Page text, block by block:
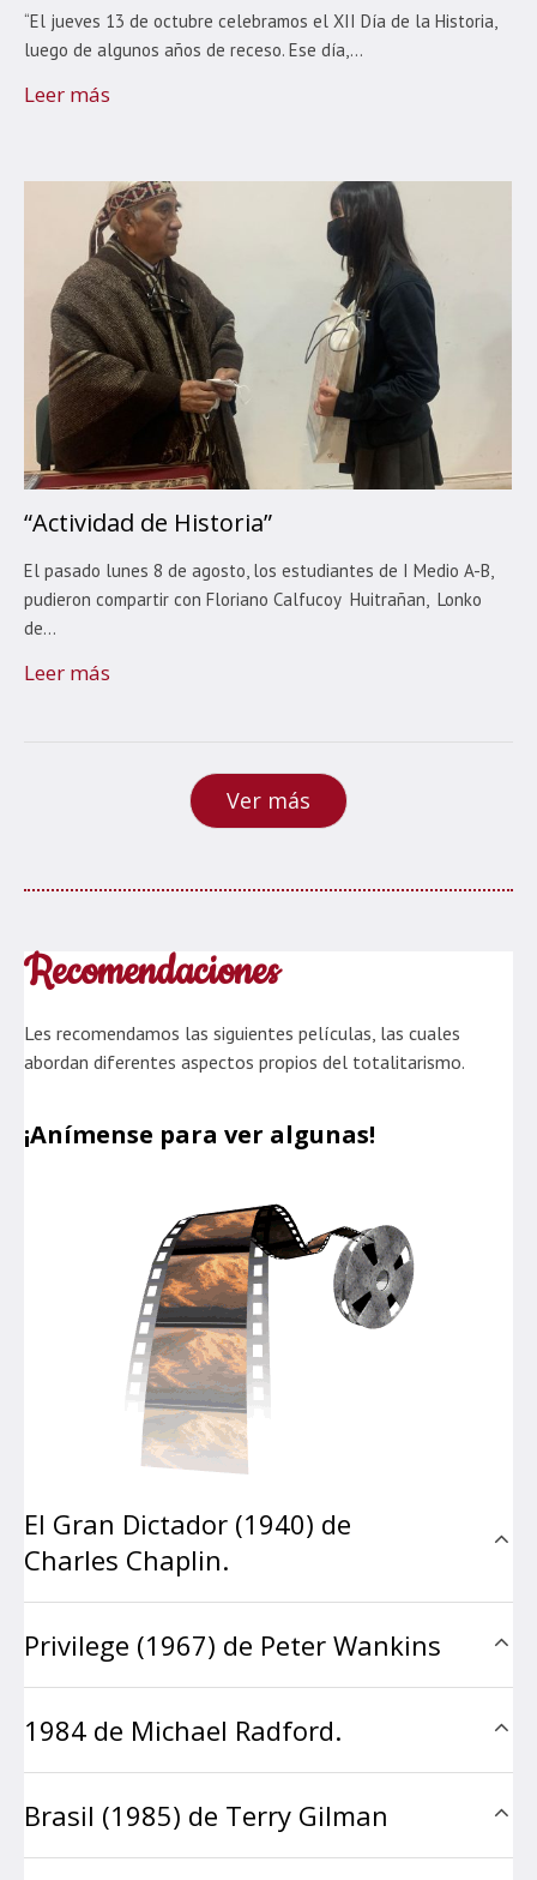
“El jueves 13 de octubre celebramos el XII Día de la Historia,
luego de algunos años de receso. Ese día,...
Leer más
“Actividad de Historia”
El pasado lunes 8 de agosto, los estudiantes de I Medio A-B,
pudieron compartir con Floriano Calfucoy Huitrañan, Lonko
de...
Leer más
Ver más
Recomendaciones
Les recomendamos las siguientes películas, las cuales
abordan diferentes aspectos propios del totalitarismo.
¡Anímense para ver algunas!
El Gran Dictador (1940) de
Charles Chaplin.
Privilege (1967) de Peter Wankins
1984 de Michael Radford.
Brasil (1985) de Terry Gilman